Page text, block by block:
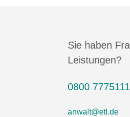
Sie haben
Leistungen?
0800 7775111
anwalt@etl.de